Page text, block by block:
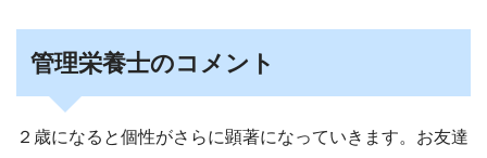
管理栄養士のコメント
２歳になると個性がさらに顕著になっていきます。お友達